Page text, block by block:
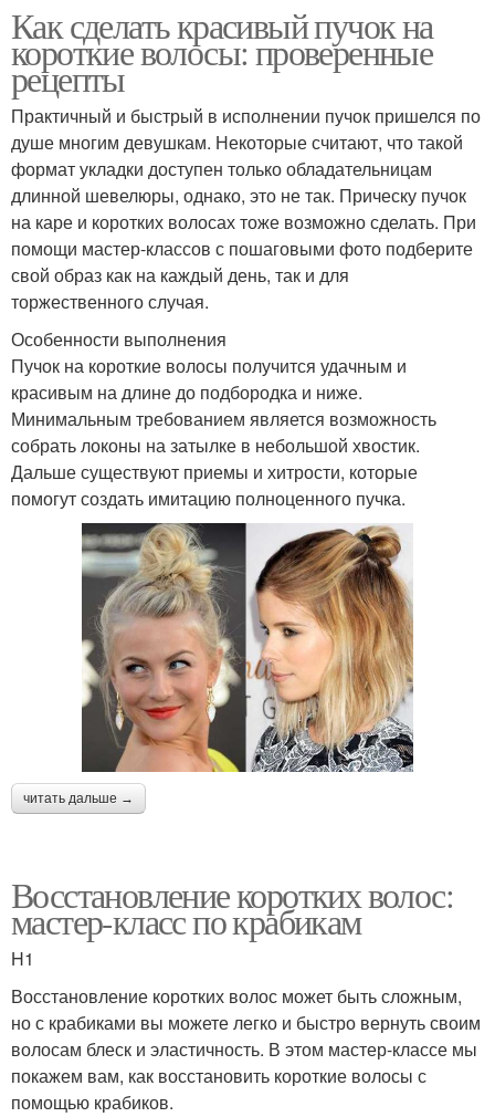
Как сделать красивый пучок на
короткие волосы: проверенные
рецепты
Практичный и быстрый в исполнении пучок пришелся по
душе многим девушкам. Некоторые считают, что такой
формат укладки доступен только обладательницам
длинной шевелюры, однако, это не так. Прическу пучок
на каре и коротких волосах тоже возможно сделать. При
помощи мастер-классов с пошаговыми фото подберите
свой образ как на каждый день, так и для
торжественного случая.
Особенности выполнения
Пучок на короткие волосы получится удачным и
красивым на длине до подбородка и ниже.
Минимальным требованием является возможность
собрать локоны на затылке в небольшой хвостик.
Дальше существуют приемы и хитрости, которые
помогут создать имитацию полноценного пучка.
читать дальше →
Восстановление коротких волос:
мастер-класс по крабикам
H1
Восстановление коротких волос может быть сложным,
но с крабиками вы можете легко и быстро вернуть своим
волосам блеск и эластичность. В этом мастер-классе мы
покажем вам, как восстановить короткие волосы с
помощью крабиков.